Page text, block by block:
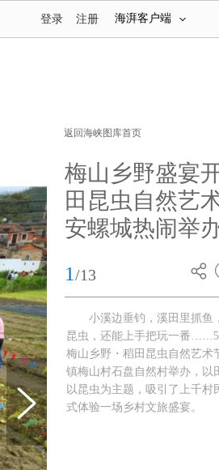
海湃客户端
登录 注册
返回海峡图库首页
梅山乡野盛宴
田昆虫自然艺
安螺城热闹举
1 /13
小溪边垂钓，溪田里抓鱼
昆虫，还能上手把玩一番……5
梅山乡野・稻田昆虫自然艺术
镇梅山村石盘自然村举办，以
以昆虫为主题，吸引了上千村
式体验一场乡村文旅盛宴。